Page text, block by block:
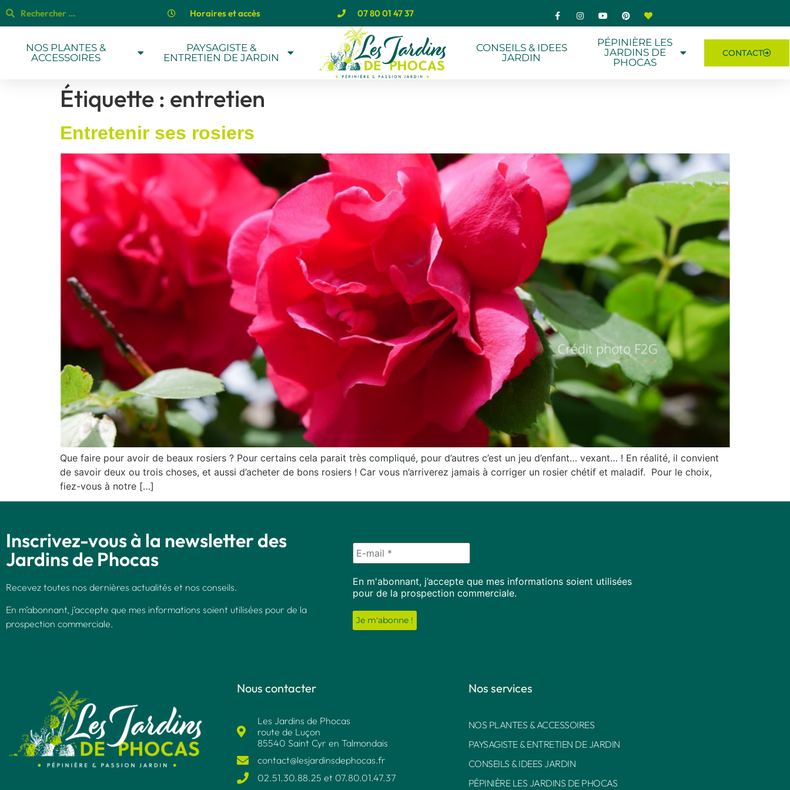
Horaires et accès 07 80 01 47 37
NOS PLANTES &
ACCESSOIRES
PAYSAGISTE &
ENTRETIEN DE JARDIN
CONSEILS & IDEES
JARDIN
PÉPINIÈRE LES
JARDINS DE
PHOCAS
CONTACT
Étiquette : entretien
Entretenir ses rosiers
Que faire pour avoir de beaux rosiers ? Pour certains cela parait très compliqué, pour d’autres c’est un jeu d’enfant… vexant… ! En réalité, il convient
de savoir deux ou trois choses, et aussi d’acheter de bons rosiers ! Car vous n’arriverez jamais à corriger un rosier chétif et maladif. Pour le choix,
fiez-vous à notre […]
Inscrivez-vous à la newsletter des
Jardins de Phocas
Recevez toutes nos dernières actualités et nos conseils.
En m’abonnant, j’accepte que mes informations soient utilisées pour de la
prospection commerciale.
En m'abonnant, j’accepte que mes informations soient utilisées
pour de la prospection commerciale.
Nous contacter
Les Jardins de Phocas
route de Luçon
85540 Saint Cyr en Talmondais
contact@lesjardinsdephocas.fr​
02.51.30.88.25 et 07.80.01.47.37​
Nos services
NOS PLANTES & ACCESSOIRES
PAYSAGISTE & ENTRETIEN DE JARDIN
CONSEILS & IDEES JARDIN
PÉPINIÈRE LES JARDINS DE PHOCAS